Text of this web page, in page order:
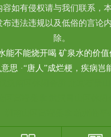
如有侵权请与我们联系，
违法违规以及低俗的言论
除。
能不能烧开喝 矿泉水的价值
思 ·“唐人”成烂梗，疾病岂